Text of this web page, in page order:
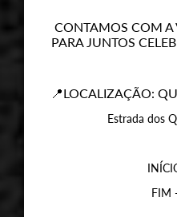
CONTAMOS COM A
PARA JUNTOS
📍LOCALIZAÇÃO:
Estrada dos
FIM